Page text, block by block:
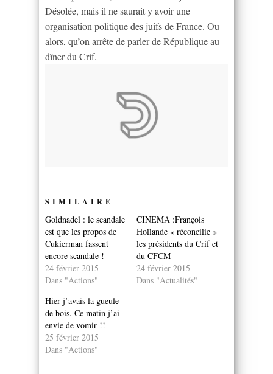
Désolée, mais il ne saurait y avoir une
organisation politique des juifs de France. Ou
alors, qu’on arrête de parler de République au
dîner du Crif.
SIMILAIRE
Goldnadel : le scandale
est que les propos de
Cukierman fassent
encore scandale !
24 février 2015
Dans "Actions"
CINEMA :François
Hollande « réconcilie »
les présidents du Crif et
du CFCM
24 février 2015
Dans "Actualités"
Hier j’avais la gueule
de bois. Ce matin j’ai
envie de vomir !!
25 février 2015
Dans "Actions"